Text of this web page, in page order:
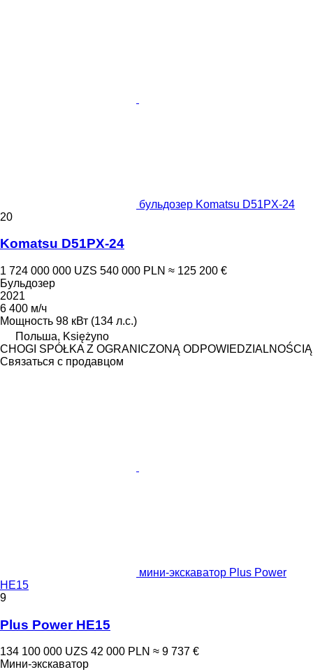
бульдозер Komatsu D51PX-24
20
Komatsu D51PX-24
1 724 000 000 UZS 540 000 PLN ≈ 125 200 €
Бульдозер
2021
6 400 м/ч
Мощность 98 кВт (134 л.с.)
Польша, Księżyno
CHOGI SPÓŁKA Z OGRANICZONĄ ODPOWIEDZIALNOŚCIĄ
Связаться с продавцом
мини-экскаватор Plus Power
HE15
9
Plus Power HE15
134 100 000 UZS 42 000 PLN ≈ 9 737 €
Мини-экскаватор